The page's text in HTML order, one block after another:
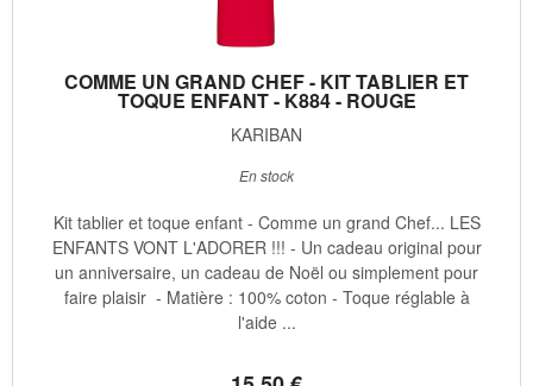
COMME UN GRAND CHEF - KIT TABLIER ET
TOQUE ENFANT - K884 - ROUGE
KARIBAN
En stock
Kit tablier et toque enfant - Comme un grand Chef... LES
ENFANTS VONT L'ADORER !!! - Un cadeau original pour
un anniversaire, un cadeau de Noël ou simplement pour
faire plaisir - Matière : 100% coton - Toque réglable à
l'aide ...